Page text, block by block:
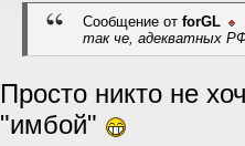
Сообщение от forGL
так че, адекватных
Просто никто не
"имбой"